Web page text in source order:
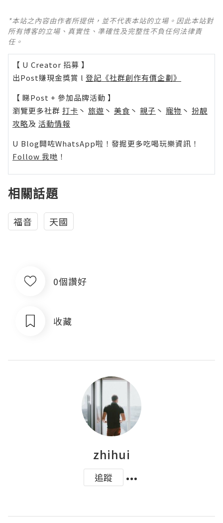
*本站之內容由作者所提供，並不代表本站的立場。因此本站對
所有博客的立場、真實性、準確性及完整性不負任何法律責
任。
【 U Creator 招募 】
出Post賺現金獎賞 l 登記《社群創作有價企劃》
【 睇Post + 參加品牌活動 】
瀏覽更多社群 打卡 丶 旅遊 丶 美食 丶 親子 丶 寵物 丶 扮靚
攻略及 活動情報
U Blog開咗WhatsApp啦！發掘更多吃喝玩樂資訊！
Follow 我哋 ！
相關話題
福音 天國
0個讚好
收藏
zhihui
追蹤